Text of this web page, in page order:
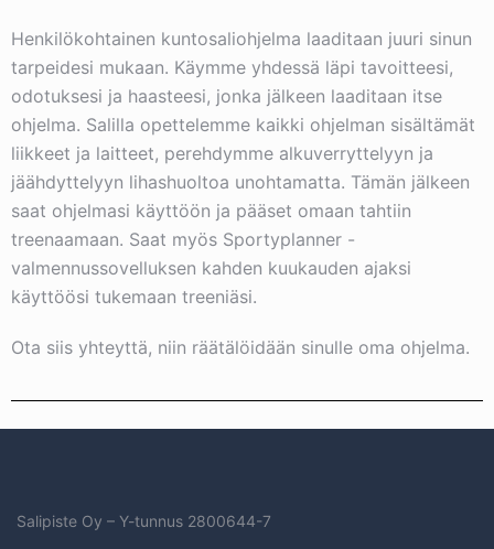
Henkilökohtainen kuntosaliohjelma laaditaan juuri sinun
tarpeidesi mukaan. Käymme yhdessä läpi tavoitteesi,
odotuksesi ja haasteesi, jonka jälkeen laaditaan itse
ohjelma. Salilla opettelemme kaikki ohjelman sisältämät
liikkeet ja laitteet, perehdymme alkuverryttelyyn ja
jäähdyttelyyn lihashuoltoa unohtamatta. Tämän jälkeen
saat ohjelmasi käyttöön ja pääset omaan tahtiin
treenaamaan. Saat myös Sportyplanner -
valmennussovelluksen kahden kuukauden ajaksi
käyttöösi tukemaan treeniäsi.
Ota siis yhteyttä, niin räätälöidään sinulle oma ohjelma.
Salipiste Oy – Y-tunnus 2800644-7